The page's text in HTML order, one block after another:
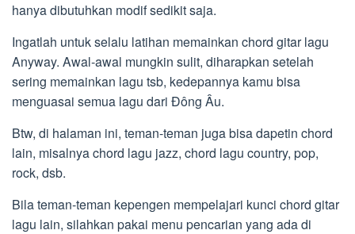
hanya dibutuhkan modif sedikit saja.
Ingatlah untuk selalu latihan memainkan chord gitar lagu
Anyway. Awal-awal mungkin sulit, diharapkan setelah
sering memainkan lagu tsb, kedepannya kamu bisa
menguasai semua lagu dari Đông Âu.
Btw, di halaman ini, teman-teman juga bisa dapetin chord
lain, misalnya chord lagu jazz, chord lagu country, pop,
rock, dsb.
Bila teman-teman kepengen mempelajari kunci chord gitar
lagu lain, silahkan pakai menu pencarian yang ada di